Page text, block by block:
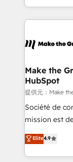
outil et des données
collecte et de
de la productivité des
avec un
métiers et
travers le
d’entreprise. Grâce à une méthodologie éprouvée
auprès de
HubSpot dans
question
Make the
HubSpot
提供元：Make
Société de
mission est
B2B à travers
l'intégration
auprès de vos
Elite4.9